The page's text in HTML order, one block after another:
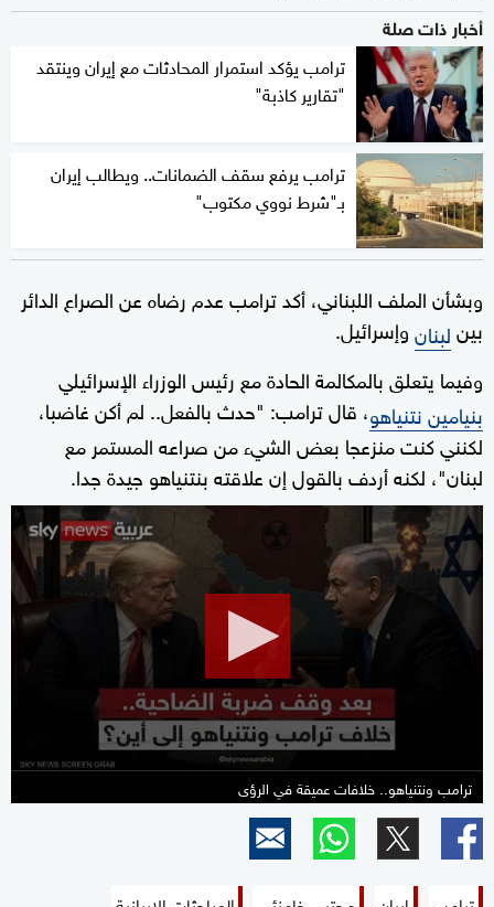
أخبار ذات صلة
ترامب يؤكد استمرار المحادثات مع إيران وينتقد
"تقارير كاذبة"
ترامب يرفع سقف الضمانات.. ويطالب إيران
بـ"شرط نووي مكتوب"
وبشأن الملف اللبناني، أكد ترامب عدم رضاه عن الصراع الدائر
بينلبنانوإسرائيل.
وفيما يتعلق بالمكالمة الحادة مع رئيس الوزراء الإسرائيلي
بنيامين نتنياهو، قال ترامب: "حدث بالفعل.. لم أكن غاضبا،
لكنني كنت منزعجا بعض الشيء من صراعه المستمر مع
لبنان"، لكنه أردف بالقول إن علاقته بنتنياهو جيدة جدا.
0
seconds
of
17
minutes,
ترامب ونتنياهو.. خلافات عميقة في الرؤى